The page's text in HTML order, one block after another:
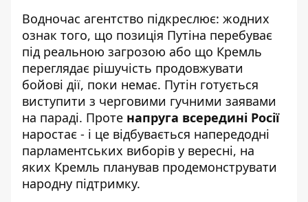
Водночас агентство підкреслює: жодних
ознак того, що позиція Путіна перебуває
під реальною загрозою або що Кремль
переглядає рішучість продовжувати
бойові дії, поки немає. Путін готується
виступити з черговими гучними заявами
на параді. Проте напруга всередині Росії
наростає - і це відбувається напередодні
парламентських виборів у вересні, на
яких Кремль планував продемонструвати
народну підтримку.